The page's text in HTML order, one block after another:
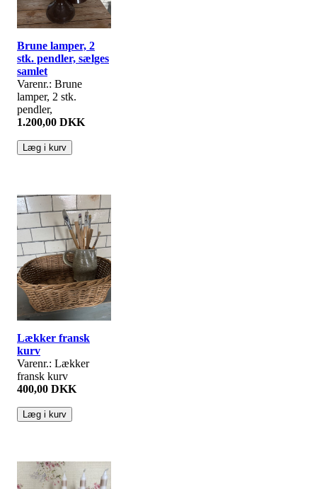
Brune lamper, 2
stk. pendler, sælges
samlet
Varenr.: Brune
lamper, 2 stk.
pendler,
1.200,00 DKK
Lækker fransk
kurv
Varenr.: Lækker
fransk kurv
400,00 DKK